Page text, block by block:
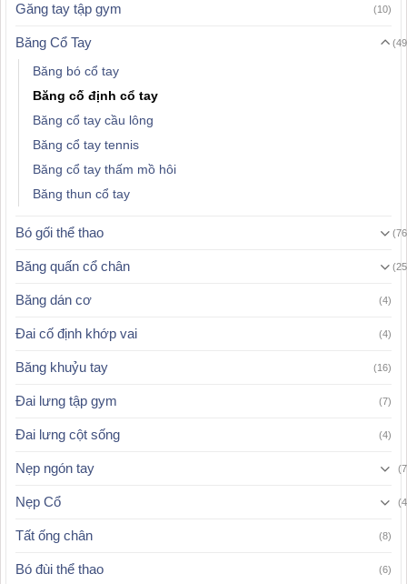
Găng tay tập gym (10)
Băng Cổ Tay
Băng bó cổ tay
Băng cố định cổ tay
Băng cổ tay cầu lông
Băng cổ tay tennis
Băng cổ tay thấm mồ hôi
Băng thun cổ tay
Bó gối thể thao
Băng quấn cổ chân
Băng dán cơ (4)
Đai cố định khớp vai (4)
Băng khuỷu tay (16)
Đai lưng tập gym (7)
Đai lưng cột sống (4)
Nẹp ngón tay
Nẹp Cổ
Tất ống chân (8)
Bó đùi thể thao (6)